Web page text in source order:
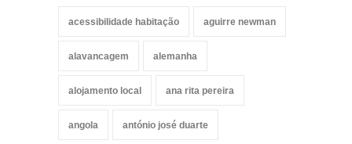
acessibilidade habitação aguirre newman
alavancagem alemanha
alojamento local ana rita pereira
angola antónio josé duarte